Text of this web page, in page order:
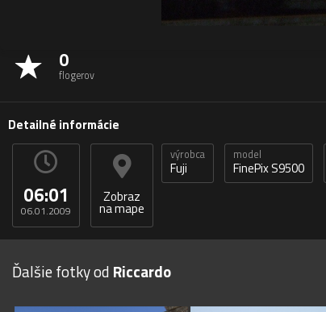
0
flogerov
Detailné informácie
06:01
06.01.2009
Zobraz
na mape
výrobca
Fuji
model
FinePix S9500
Ďalšie fotky od Riccardo